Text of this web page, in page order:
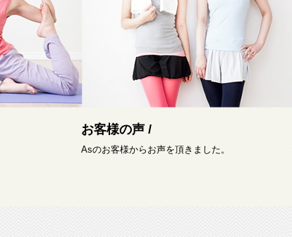
お客様の声 /
Asのお客様からお声を頂きました。